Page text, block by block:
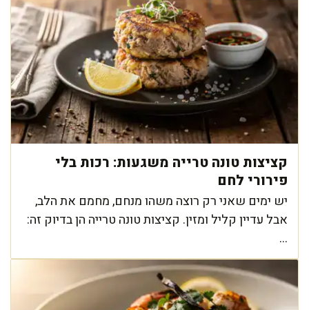
קציצות טונה טרייה משגעות: רכות בלי
פירורי לחם
יש ימים שאני רק רוצה משהו מנחם, מחמם את הלב,
אבל עדיין קליל ומזין. קציצות טונה טרייה הן בדיוק זה:
...